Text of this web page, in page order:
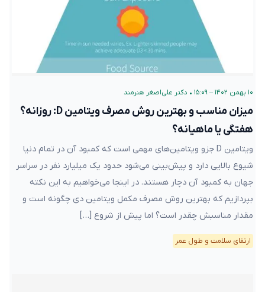
۱۰ بهمن ۱۴۰۲ – ۱۵:۰۹ • دکتر علی‌اصغر هنرمند
میزان مناسب و بهترین روش مصرف ویتامین D: روزانه؟
هفتگی یا ماهیانه؟
ویتامین D جزو ویتامین‌های مهمی است که کمبود آن در تمام دنیا
شیوع بالایی دارد و پیش‌بینی می‌شود حدود یک میلیارد نفر در سراسر
جهان به کمبود آن دچار هستند. در اینجا می‌خواهیم به این نکته
بپردازیم که بهترین روش مصرف مکمل ویتامین دی چگونه است و
مقدار مناسبش چقدر است؟ اما پیش از شروع […]
ارتقای سلامت و طول عمر